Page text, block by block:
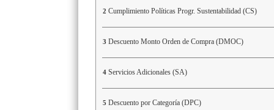
2 Cumplimiento Políticas Progr. Sustentabilidad (CS)
3 Descuento Monto Orden de Compra (DMOC)
4 Servicios Adicionales (SA)
5 Descuento por Categoría (DPC)